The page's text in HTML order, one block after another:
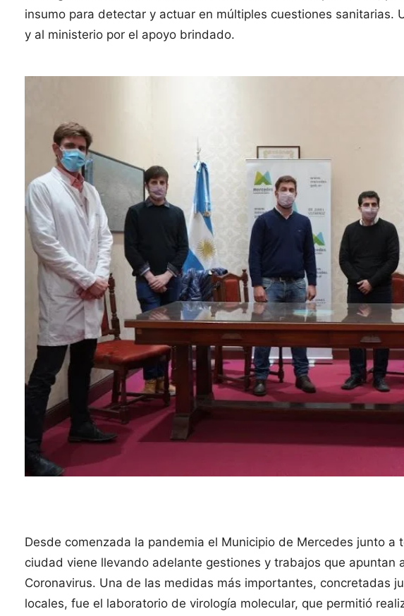
insumo para detectar y actuar en múltiples cuestiones sanitarias.
y al ministerio por el apoyo brindado.
Desde comenzada la pandemia el Municipio de Mercedes junto
ciudad viene llevando adelante gestiones y trabajos que apuntan
Coronavirus. Una de las medidas más importantes, concretadas
locales, fue el laboratorio de virología molecular, que permitió